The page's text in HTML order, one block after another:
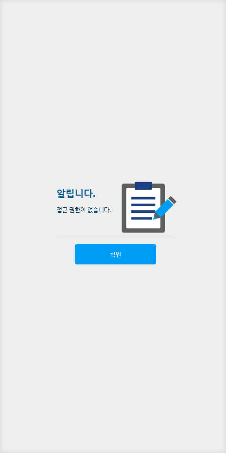
알립니다.
접근 권한이 없습니다.